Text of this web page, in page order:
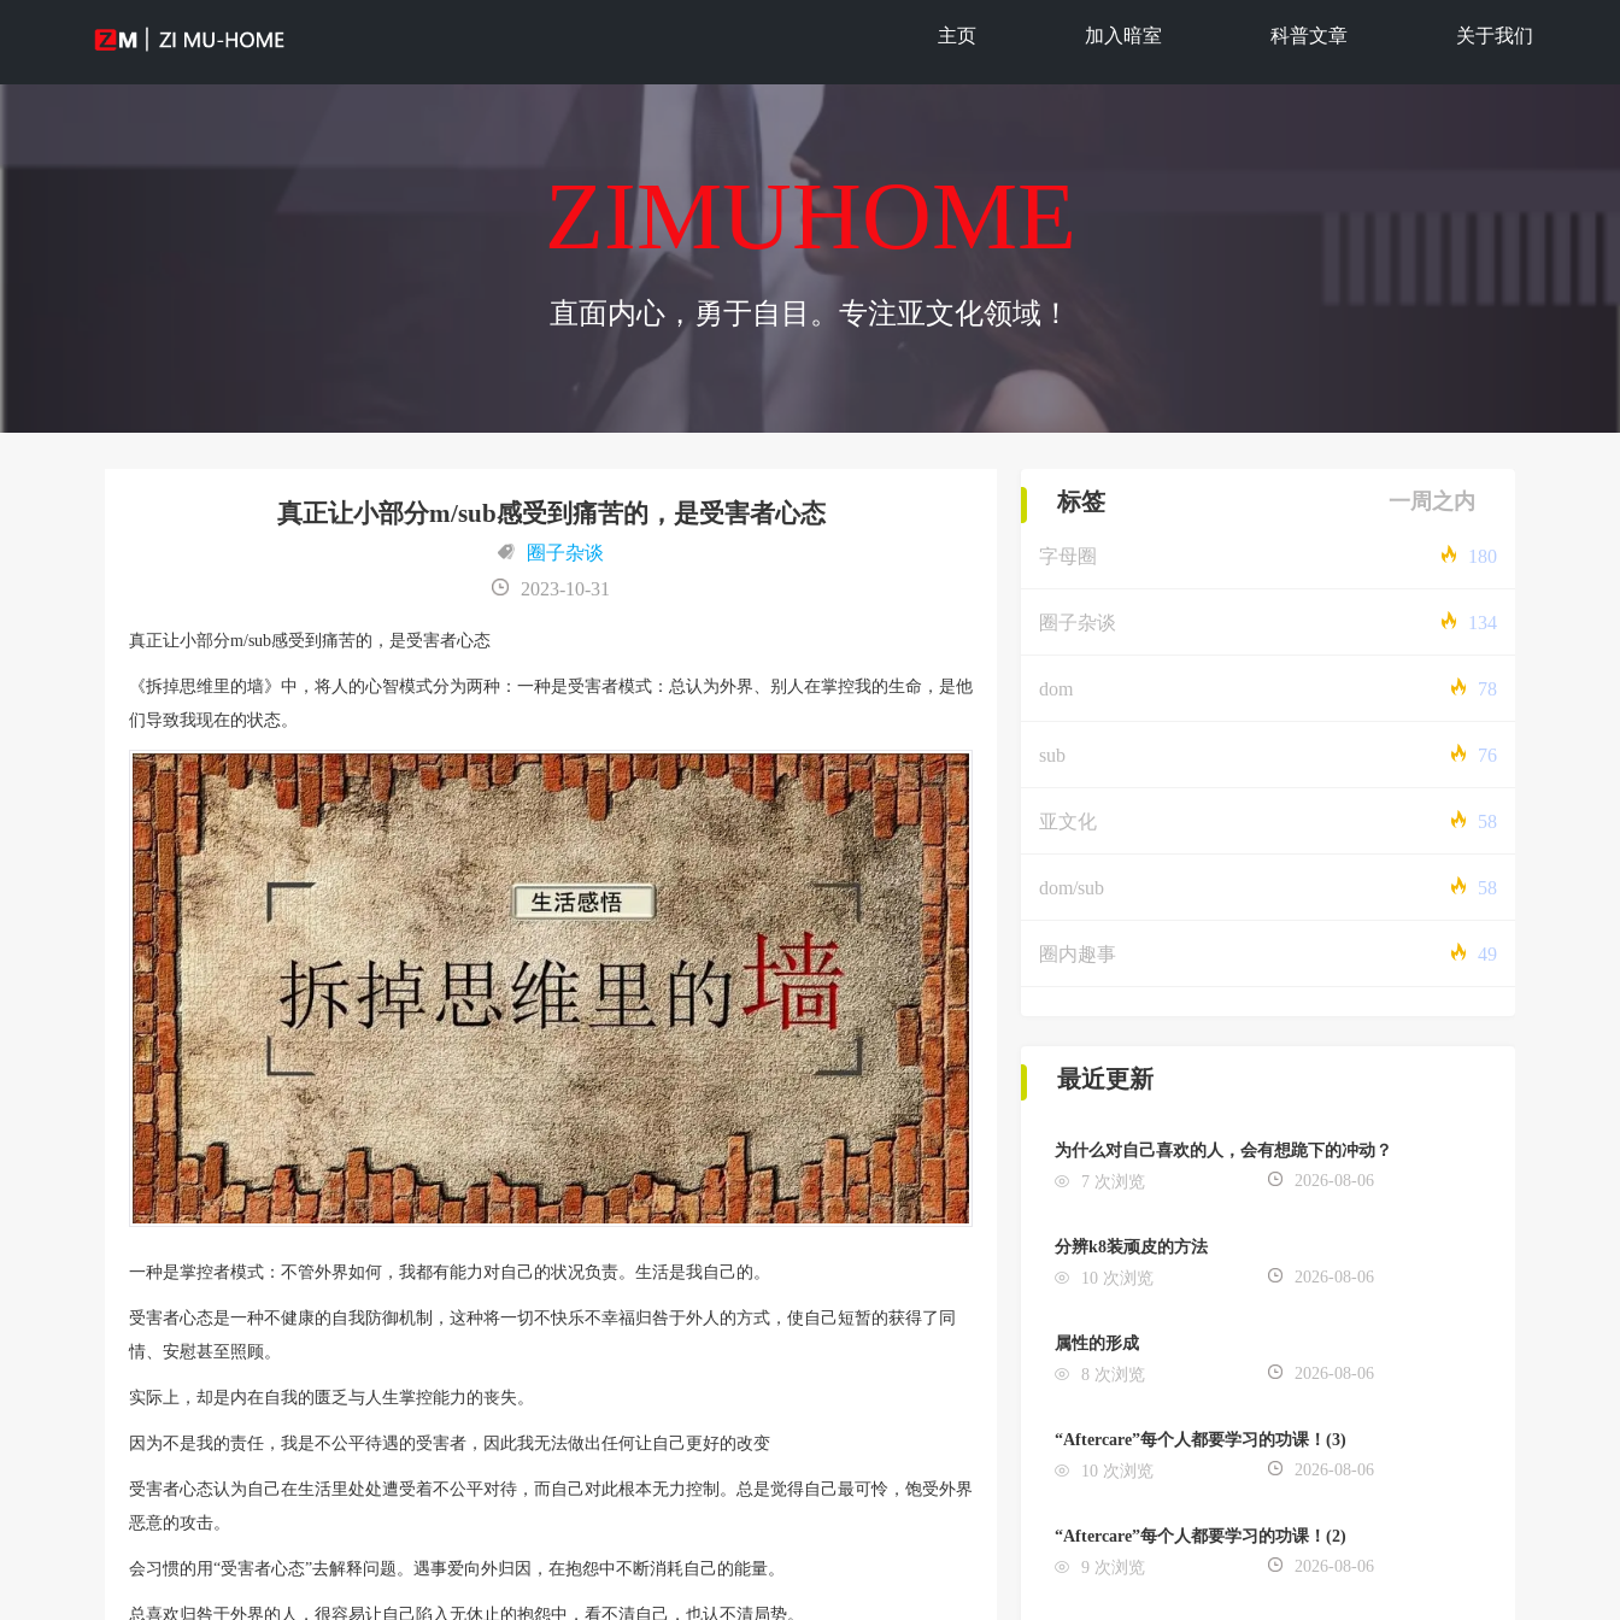
主页 加入暗室 科普文章 关于我们
ZIMUHOME
直面内心，勇于自目。专注亚文化领域！
真正让小部分m/sub感受到痛苦的，是受害者心态
圈子杂谈
2023-10-31
真正让小部分m/sub感受到痛苦的，是受害者心态
《拆掉思维里的墙》中，将人的心智模式分为两种：一种是受害者模式：总认为外界、别人在掌控我的生命，是他
们导致我现在的状态。
一种是掌控者模式：不管外界如何，我都有能力对自己的状况负责。生活是我自己的。
受害者心态是一种不健康的自我防御机制，这种将一切不快乐不幸福归咎于外人的方式，使自己短暂的获得了同
情、安慰甚至照顾。
实际上，却是内在自我的匮乏与人生掌控能力的丧失。
因为不是我的责任，我是不公平待遇的受害者，因此我无法做出任何让自己更好的改变
受害者心态认为自己在生活里处处遭受着不公平对待，而自己对此根本无力控制。总是觉得自己最可怜，饱受外界
恶意的攻击。
会习惯的用“受害者心态”去解释问题。遇事爱向外归因，在抱怨中不断消耗自己的能量。
总喜欢归咎于外界的人，很容易让自己陷入无休止的抱怨中，看不清自己，也认不清局势。
标签 一周之内
字母圈 180
圈子杂谈 134
dom 78
sub 76
亚文化 58
dom/sub 58
圈内趣事 49
最近更新
为什么对自己喜欢的人，会有想跪下的冲动？
7 次浏览
2026-08-06
分辨k8装顽皮的方法
10 次浏览
2026-08-06
属性的形成
8 次浏览
2026-08-06
“Aftercare”每个人都要学习的功课！(3)
10 次浏览
2026-08-06
“Aftercare”每个人都要学习的功课！(2)
9 次浏览
2026-08-06